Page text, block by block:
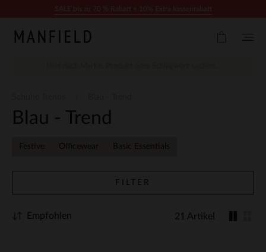
Blau - Trend
Festive Officewear Basic Essentials
FILTER
21 Artikel
Empfohlen